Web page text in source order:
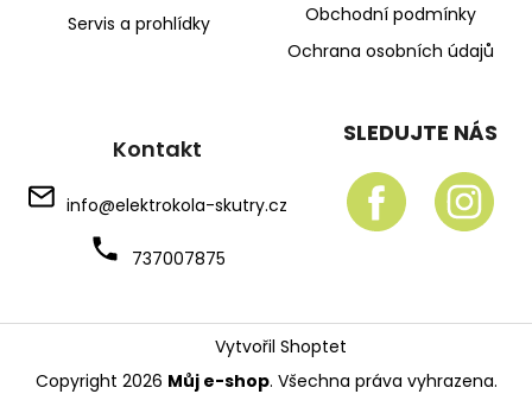
Servis a prohlídky
Obchodní podmínky
Ochrana osobních údajů
Kontakt
info@elektrokola-skutry.cz
737007875
SLEDUJTE NÁS
Vytvořil Shoptet
Copyright 2026 Můj e-shop. Všechna práva vyhrazena.